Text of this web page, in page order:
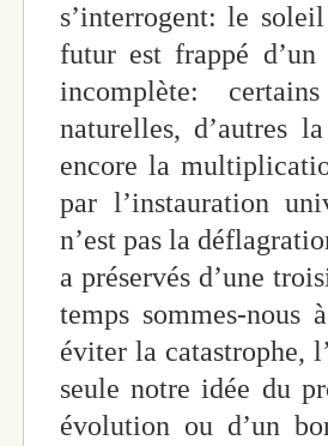
s’interrogent: le
futur est frappé d’un
incomplète:
naturelles, d’autres
encore la
par l’instauration
n’est pas la
a préservés d’une
temps sommes-nous
éviter la catastrophe,
seule notre idée du
évolution ou d’un